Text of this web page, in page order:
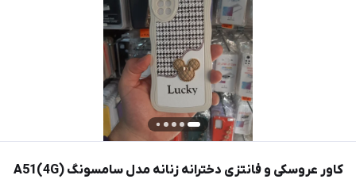
کاور عروسکی و فانتزی دخترانه زنانه مدل سامسونگ A51(4G)